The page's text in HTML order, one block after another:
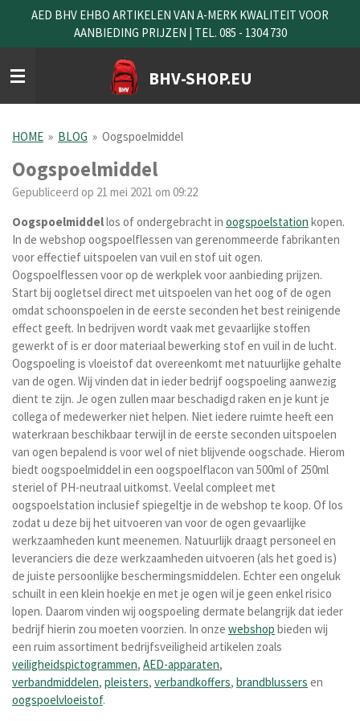
naar
de
hoofdinhoud
BHV-SHOP.EU
AED BHV EHBO ARTIKELEN VAN A-MERK KWALITEIT VOOR
AANBIEDING PRIJZEN | TEL. 085 - 1304 730
HOME » BLOG » Oogspoelmiddel
Oogspoelmiddel
Gepubliceerd op 21 mei 2021 om 09:22
Oogspoelmiddellos of ondergebracht in oogspoelstation kopen.
In de webshop oogspoelflessen van gerenommeerde fabrikanten
voor effectief uitspoelen van vuil en stof uit ogen.
Oogspoelflessen voor op de werkplek voor aanbieding prijzen.
Start bij oogletsel direct met uitspoelen van het oog of de ogen
omdat schoonspoelen in de eerste seconden het best reinigende
effect geeft. In bedrijven wordt vaak met gevaarlijke stoffen
gewerkt of is er door materiaal bewerking stof en vuil in de lucht.
Oogspoeling is vloeistof dat overeenkomt met natuurlijke gehalte
van de ogen. Wij vinden dat in ieder bedrijf oogspoeling aanwezig
dient te zijn. Je ogen zullen maar beschadigd raken en je kunt je
collega of medewerker niet helpen. Niet iedere ruimte heeft een
waterkraan beschikbaar terwijl in de eerste seconden uitspoelen
van ogen bepalend is voor wel of niet blijvende oogschade. Hierom
biedt oogspoelmiddel in een oogspoelflacon van 500ml of 250ml
steriel of PH-neutraal uitkomst. Veelal compleet met
oogspoelstation inclusief spiegeltje in de webshop te koop. Of los
zodat u deze bij het uitvoeren van voor de ogen gevaarlijke
werkzaamheden kunt meenemen. Natuurlijk draagt personeel en
leveranciers die deze werkzaamheden uitvoeren (als het goed is)
de juiste persoonlijke beschermingsmiddelen. Echter een ongeluk
schuilt in een klein hoekje en met je ogen wil je geen enkel risico
lopen. Daarom vinden wij oogspoeling dermate belangrijk dat ieder
bedrijf hierin zou moeten voorzien. In onze webshop bieden wij
een ruim assortiment bedrijfsveiligheid artikelen zoals
veiligheidspictogrammen, AED-apparaten,
verbandmiddelen, pleisters, verbandkoffers, brandblussers en
oogspoelvloeistof.